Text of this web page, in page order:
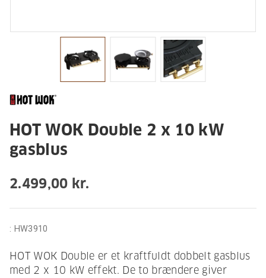
HOT WOK Double 2 x 10 kW
gasblus
2.499,00 kr.
: HW3910
HOT WOK Double er et kraftfuldt dobbelt gasblus
med 2 x 10 kW effekt. De to brændere giver